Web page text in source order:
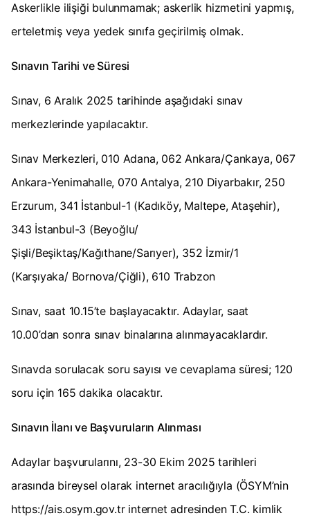
Askerlikle ilişiği bulunmamak; askerlik hizmetini yapmış,
erteletmiş veya yedek sınıfa geçirilmiş olmak.
Sınavın Tarihi ve Süresi
Sınav, 6 Aralık 2025 tarihinde aşağıdaki sınav
merkezlerinde yapılacaktır.
Sınav Merkezleri, 010 Adana, 062 Ankara/Çankaya, 067
Ankara-Yenimahalle, 070 Antalya, 210 Diyarbakır, 250
Erzurum, 341 İstanbul-1 (Kadıköy, Maltepe, Ataşehir),
343 İstanbul-3 (Beyoğlu/
Şişli/Beşiktaş/Kağıthane/Sarıyer), 352 İzmir/1
(Karşıyaka/ Bornova/Çiğli), 610 Trabzon
Sınav, saat 10.15’te başlayacaktır. Adaylar, saat
10.00’dan sonra sınav binalarına alınmayacaklardır.
Sınavda sorulacak soru sayısı ve cevaplama süresi; 120
soru için 165 dakika olacaktır.
Sınavın İlanı ve Başvuruların Alınması
Adaylar başvurularını, 23-30 Ekim 2025 tarihleri
arasında bireysel olarak internet aracılığıyla (ÖSYM’nin
https://ais.osym.gov.tr internet adresinden T.C. kimlik